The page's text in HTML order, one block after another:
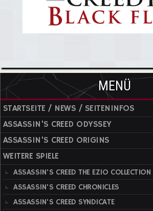
MENÜ
STARTSEITE / NEWS / SEITENINFOS
ASSASSIN'S CREED ODYSSEY
ASSASSIN'S CREED ORIGINS
WEITERE SPIELE
ASSASSIN'S CREED THE EZIO COLLECTION
ASSASSIN'S CREED CHRONICLES
ASSASSIN'S CREED SYNDICATE